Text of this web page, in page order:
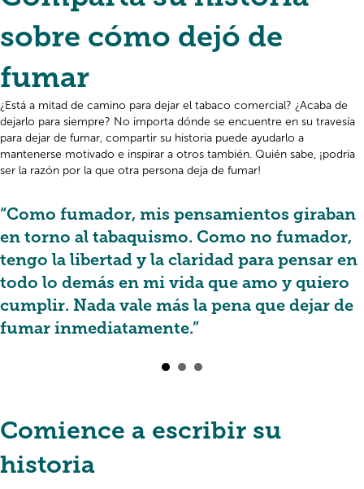
sobre cómo dejó de
fumar
¿Está a mitad de camino para dejar el tabaco comercial? ¿Acaba de
dejarlo para siempre? No importa dónde se encuentre en su travesía
para dejar de fumar, compartir su historia puede ayudarlo a
mantenerse motivado e inspirar a otros también. Quién sabe, ¡podría
ser la razón por la que otra persona deja de fumar!
“Como fumador, mis pensamientos giraban
en torno al tabaquismo. Como no fumador,
tengo la libertad y la claridad para pensar en
todo lo demás en mi vida que amo y quiero
cumplir. Nada vale más la pena que dejar de
fumar inmediatamente.”
Comience a escribir su
historia